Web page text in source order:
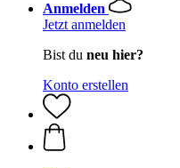
Anmelden
Jetzt anmelden
Bist du neu hier?
Konto erstellen